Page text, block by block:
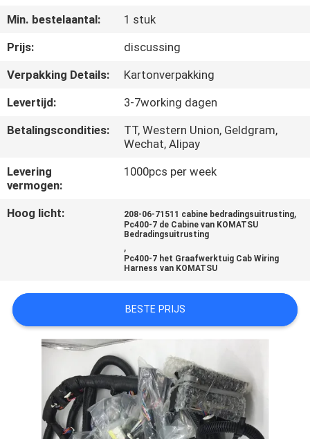
CONTACTEER
ONS
BLOG
SITEMAP
PRIVACY
POLICY
Min. bestelaantal:
1 stuk
Prijs:
discussing
Verpakking Details:
Kartonverpakking
Levertijd:
3-7working dagen
Betalingscondities:
TT, Western Union, Geldgram,
Wechat, Alipay
Levering
vermogen:
1000pcs per week
Hoog licht: 208-06-71511 cabine bedradingsuitrusting,
Pc400-7 de Cabine van KOMATSU
Bedradingsuitrusting
,
Pc400-7 het Graafwerktuig Cab Wiring
Harness van KOMATSU
BESTE PRIJS